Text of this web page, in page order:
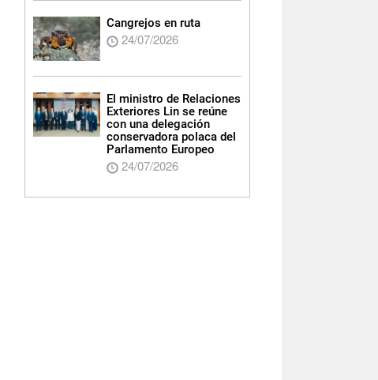
Cangrejos en ruta
24/07/2026
El ministro de Relaciones
Exteriores Lin se reúne
con una delegación
conservadora polaca del
Parlamento Europeo
24/07/2026